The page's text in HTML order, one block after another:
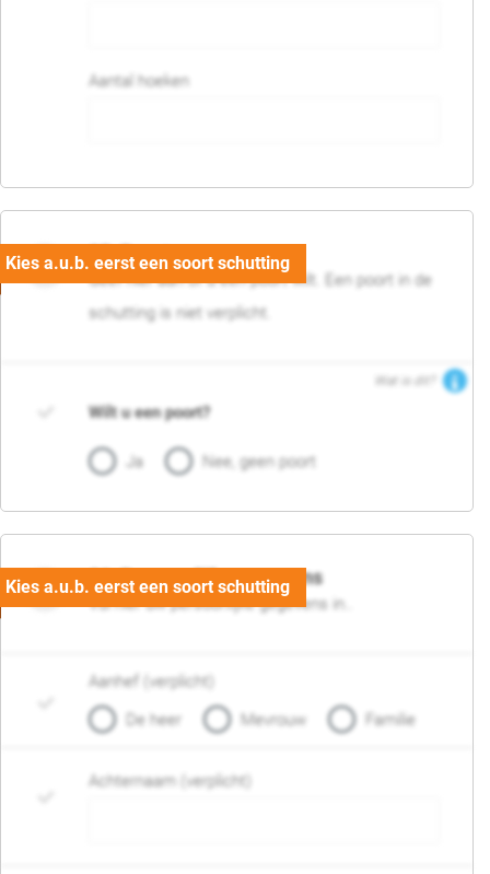
Aantal hoeken
05. Poort
Geef hier aan of u een poort wilt. Een poort in de
schutting is niet verplicht.
Wat is dit?
Wilt u een poort?
Ja Nee, geen poort
06. Persoonlijke gegevens
Vul hier uw persoonlijke gegevens in..
Aanhef (verplicht)
De heer
Mevrouw Familie
Achternaam (verplicht)